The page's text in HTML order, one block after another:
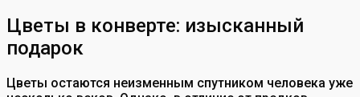
Цветы в конверте: изысканный
подарок
Цветы остаются неизменным спутником человека уже